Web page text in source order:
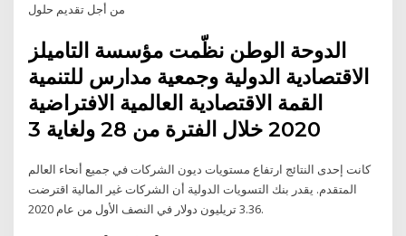
من أجل تقديم حلول
الدوحة الوطن نظّمت مؤسسة التاميلز
الاقتصادية الدولية وجمعية مدارس للتنمية
القمة الاقتصادية العالمية الافتراضية
2020 خلال الفترة من 28 ولغاية 3
كانت إحدى النتائج ارتفاع مستويات ديون الشركات في جميع أنحاء العالم
المتقدم. يقدر بنك التسويات الدولية أن الشركات غير المالية اقترضت
3.36 تريليون دولار في النصف الأول من عام 2020.